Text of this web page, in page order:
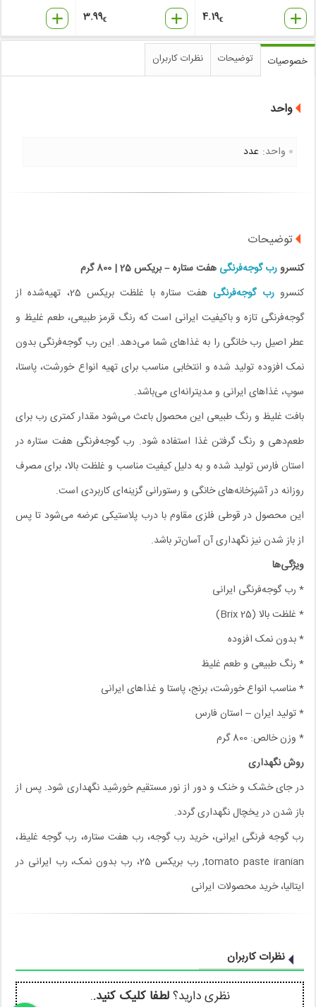
4.19€
3.99€
خصوصیات توضیحات نظرات کاربران
واحد
واحد: عدد
توضیحات
کنسرورب گوجه‌فرنگی هفت ستاره – بریکس 25 | 800 گرم
کنسرورب گوجه‌فرنگی
هفت ستاره با غلظت بریکس 25، تهیه‌شده از
گوجه‌فرنگی تازه و باکیفیت ایرانی است که رنگ قرمز طبیعی، طعم غلیظ و
عطر اصیل رب خانگی را به غذاهای شما می‌دهد. این رب گوجه‌فرنگی بدون
نمک افزوده تولید شده و انتخابی مناسب برای تهیه انواع خورشت، پاستا،
سوپ، غذاهای ایرانی و مدیترانه‌ای می‌باشد.
بافت غلیظ و رنگ طبیعی این محصول باعث می‌شود مقدار کمتری رب برای
طعم‌دهی و رنگ گرفتن غذا استفاده شود. رب گوجه‌فرنگی هفت ستاره در
استان فارس تولید شده و به دلیل کیفیت مناسب و غلظت بالا، برای مصرف
روزانه در آشپزخانه‌های خانگی و رستورانی گزینه‌ای کاربردی است.
این محصول در قوطی فلزی مقاوم با درب پلاستیکی عرضه می‌شود تا پس
از باز شدن نیز نگهداری آن آسان‌تر باشد.
ویژگی‌ها
* رب گوجه‌فرنگی ایرانی
* غلظت بالا (Brix 25)
* بدون نمک افزوده
* رنگ طبیعی و طعم غلیظ
* مناسب انواع خورشت، برنج، پاستا و غذاهای ایرانی
* تولید ایران – استان فارس
* وزن خالص: 800 گرم
روش نگهداری
در جای خشک و خنک و دور از نور مستقیم خورشید نگهداری شود. پس از
باز شدن در یخچال نگهداری گردد.
رب گوجه فرنگی ایرانی، خرید رب گوجه، رب هفت ستاره، رب گوجه غلیظ،
tomato paste iranian, رب بریکس 25، رب بدون نمک، رب ایرانی در
ایتالیا، خرید محصولات ایرانی
نظرات کاربران
نظری دارید؟لطفا کلیک کنید..